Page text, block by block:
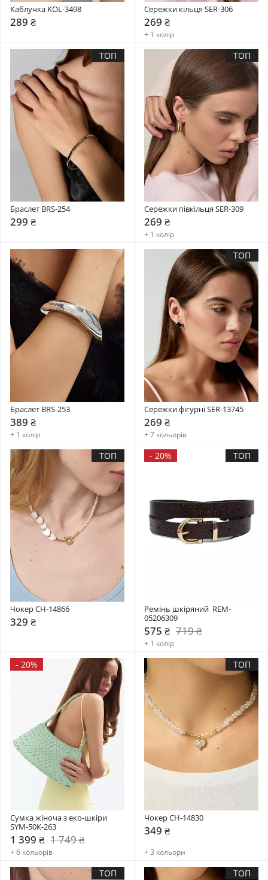
Каблучка KOL-3498
289 ₴
Сережки кільця SER-306
269 ₴
+ 1 колір
ТОП
Браслет BRS-254
299 ₴
ТОП
Сережки півкільця SER-309
269 ₴
+ 1 колір
Браслет BRS-253
389 ₴
+ 1 колір
ТОП
Сережки фігурні SER-13745
269 ₴
+ 7 кольорів
ТОП
Чокер CH-14866
329 ₴
- 20% ТОП
Ремінь шкіряний  REM-
05206309
575 ₴ 719 ₴
+ 1 колір
- 20%
Сумка жіноча з еко-шкіри
SYM-50К-263
1 399 ₴ 1 749 ₴
+ 6 кольорів
ТОП
Чокер CH-14830
349 ₴
+ 3 кольори
ТОП ТОП